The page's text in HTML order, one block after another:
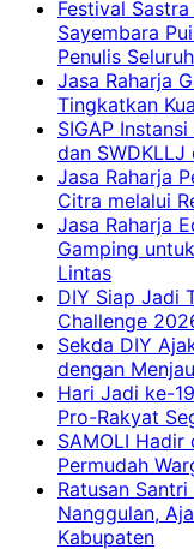
Festival
Sayembara
Penulis
Jasa Raharja
Tingkatkan
SIGAP
dan
Jasa Raharja
Citra melalui
Jasa Raharja
Gamping
Lintas
DIY Siap Jadi
Challenge
Sekda DIY
dengan
Hari Jadi ke-
Pro-Rakyat
SAMOLI
Permudah
Ratusan Santri
Nanggulan,
Kabupaten